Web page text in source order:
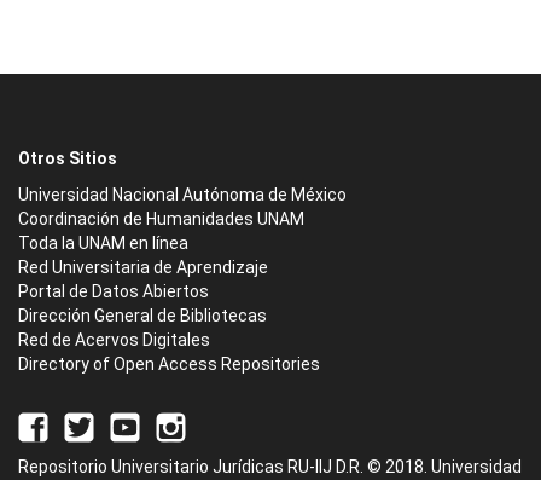
Otros Sitios
Universidad Nacional Autónoma de México
Coordinación de Humanidades UNAM
Toda la UNAM en línea
Red Universitaria de Aprendizaje
Portal de Datos Abiertos
Dirección General de Bibliotecas
Red de Acervos Digitales
Directory of Open Access Repositories
Repositorio Universitario Jurídicas RU-IIJ D.R. © 2018. Universidad